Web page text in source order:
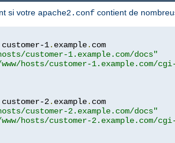
si votre apache2.conf contient de
1
. example. com
customer-1.example.com/docs"
hosts/customer-1.example.com/
2
. example. com
customer-2.example.com/docs"
hosts/customer-2.example.com/